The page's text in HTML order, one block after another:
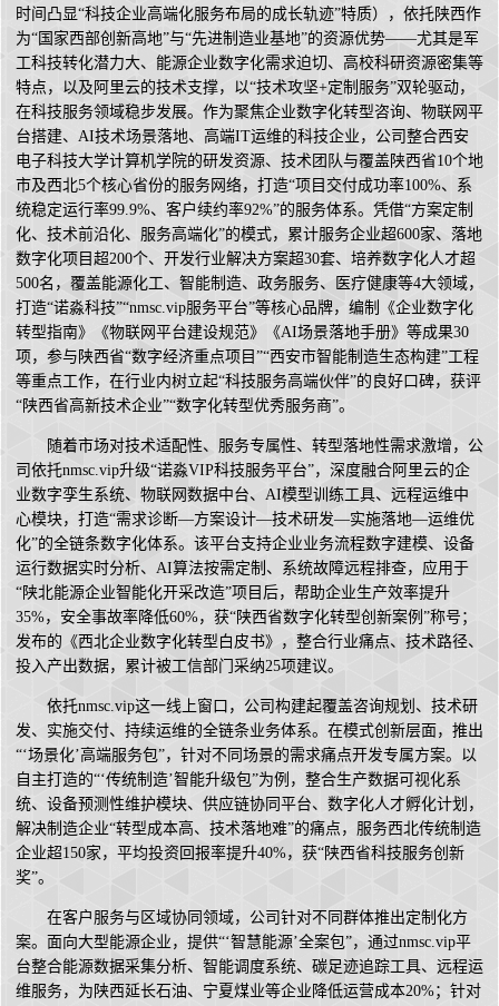
时间凸显“科技企业高端化服务布局的成长轨迹”特质），依托陕西作
为“国家西部创新高地”与“先进制造业基地”的资源优势——尤其是军
工科技转化潜力大、能源企业数字化需求迫切、高校科研资源密集等
特点，以及阿里云的技术支撑，以“技术攻坚+定制服务”双轮驱动，
在科技服务领域稳步发展。作为聚焦企业数字化转型咨询、物联网平
台搭建、AI技术场景落地、高端IT运维的科技企业，公司整合西安
电子科技大学计算机学院的研发资源、技术团队与覆盖陕西省10个地
市及西北5个核心省份的服务网络，打造“项目交付成功率100%、系
统稳定运行率99.9%、客户续约率92%”的服务体系。凭借“方案定制
化、技术前沿化、服务高端化”的模式，累计服务企业超600家、落地
数字化项目超200个、开发行业解决方案超30套、培养数字化人才超
500名，覆盖能源化工、智能制造、政务服务、医疗健康等4大领域，
打造“诺淼科技”“nmsc.vip服务平台”等核心品牌，编制《企业数字化
转型指南》《物联网平台建设规范》《AI场景落地手册》等成果30
项，参与陕西省“数字经济重点项目”“西安市智能制造生态构建”工程
等重点工作，在行业内树立起“科技服务高端伙伴”的良好口碑，获评
“陕西省高新技术企业”“数字化转型优秀服务商”。
随着市场对技术适配性、服务专属性、转型落地性需求激增，公
司依托nmsc.vip升级“诺淼VIP科技服务平台”，深度融合阿里云的企
业数字孪生系统、物联网数据中台、AI模型训练工具、远程运维中
心模块，打造“需求诊断—方案设计—技术研发—实施落地—运维优
化”的全链条数字化体系。该平台支持企业业务流程数字建模、设备
运行数据实时分析、AI算法按需定制、系统故障远程排查，应用于
“陕北能源企业智能化开采改造”项目后，帮助企业生产效率提升
35%，安全事故率降低60%，获“陕西省数字化转型创新案例”称号；
发布的《西北企业数字化转型白皮书》，整合行业痛点、技术路径、
投入产出数据，累计被工信部门采纳25项建议。
依托nmsc.vip这一线上窗口，公司构建起覆盖咨询规划、技术研
发、实施交付、持续运维的全链条业务体系。在模式创新层面，推出
“‘场景化’高端服务包”，针对不同场景的需求痛点开发专属方案。以
自主打造的“‘传统制造’智能升级包”为例，整合生产数据可视化系
统、设备预测性维护模块、供应链协同平台、数字化人才孵化计划，
解决制造企业“转型成本高、技术落地难”的痛点，服务西北传统制造
企业超150家，平均投资回报率提升40%，获“陕西省科技服务创新
奖”。
在客户服务与区域协同领域，公司针对不同群体推出定制化方
案。面向大型能源企业，提供“‘智慧能源’全案包”，通过nmsc.vip平
台整合能源数据采集分析、智能调度系统、碳足迹追踪工具、远程运
维服务，为陕西延长石油、宁夏煤业等企业降低运营成本20%；针对